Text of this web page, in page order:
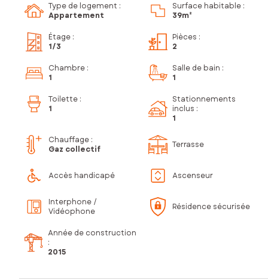
Type de logement :
Appartement
Surface habitable :
39m²
Étage :
1/3
Pièces :
2
Chambre :
1
Salle de bain :
1
Toilette :
1
Stationnements
inclus :
1
Chauffage :
Gaz collectif
Terrasse
Accès handicapé Ascenseur
Interphone /
Vidéophone
Résidence sécurisée
Année de construction
:
2015